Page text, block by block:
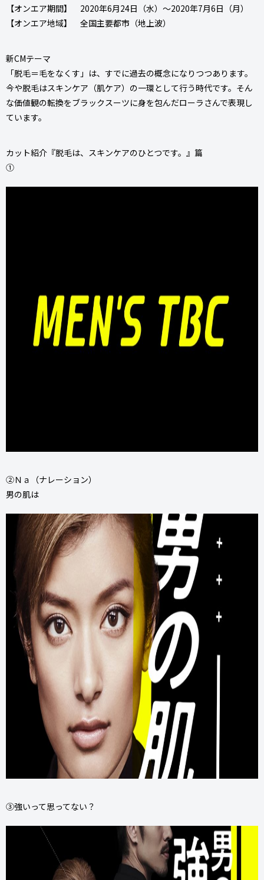
【オンエア期間】 2020年6月24日（水）～2020年7月6日（月）
【オンエア地域】 全国主要都市（地上波）
新CMテーマ
​「脱毛＝毛をなくす」は、すでに過去の概念になりつつあります。
今や脱毛はスキンケア（肌ケア）の一環として行う時代です。そん
な価値観の転換をブラックスーツに身を包んだローラさんで表現し
ています。
カット紹介『脱毛は、スキンケアのひとつです。』篇
​①
②Ｎａ（ナレーション）
男の肌は
③強いって思ってない？